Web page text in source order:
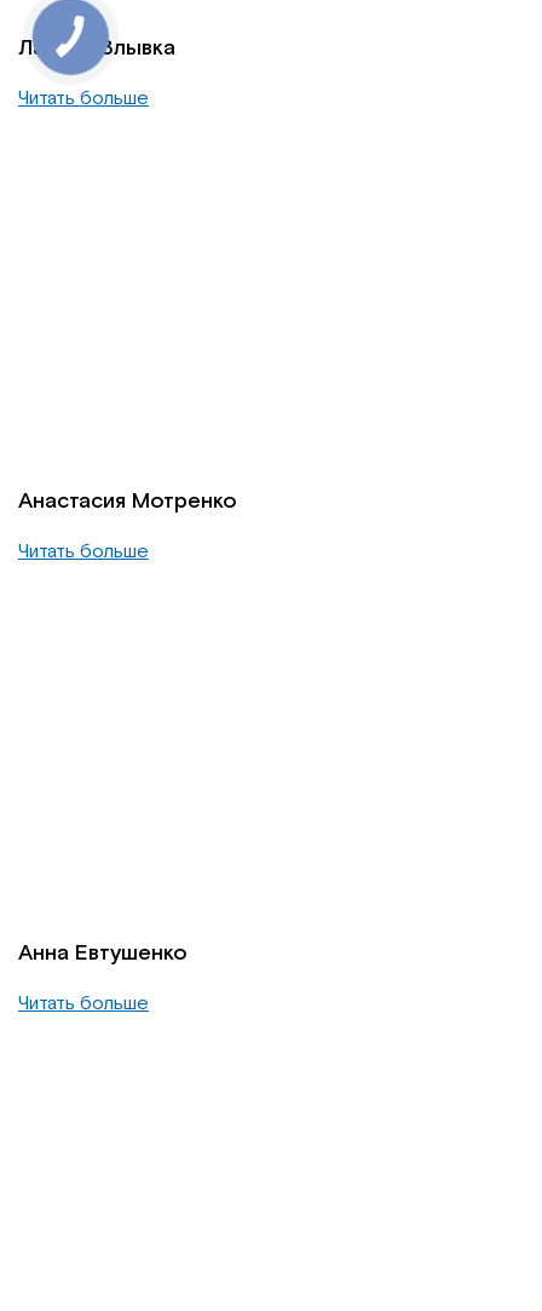
Лариса Злывка
Читать больше
Анастасия Мотренко
Читать больше
Анна Евтушенко
Читать больше